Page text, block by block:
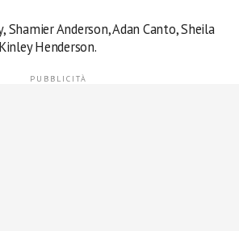
Shamier Anderson, Adan Canto, Sheila
Henderson.